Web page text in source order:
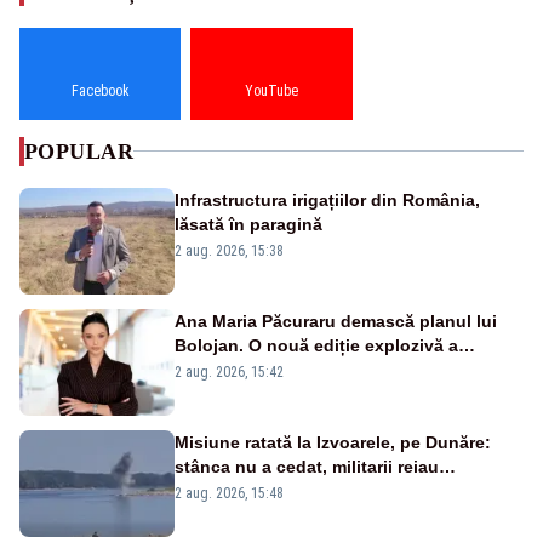
Facebook YouTube
POPULAR
Infrastructura irigațiilor din România,
lăsată în paragină
2 aug. 2026, 15:38
Ana Maria Păcuraru demască planul lui
Bolojan. O nouă ediție explozivă a
emisiunii „Miza Zilei” la Realitatea PLUS
2 aug. 2026, 15:42
Misiune ratată la Izvoarele, pe Dunăre:
stânca nu a cedat, militarii reiau
detonările luni – VIDEO
2 aug. 2026, 15:48